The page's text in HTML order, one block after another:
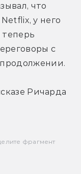
что
у него
теперь
с
Ричарда
фрагмент